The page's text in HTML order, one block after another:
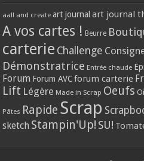
aall and create art journal art journal
A vos cartes ! Beurre
carterie Challenge
Démonstratrice Entrée chaude
Forum Forum AVC forum carterie
Lift Légère Made in Scrap Oeufs
Pâtes Rapide Scrap
sketch Stampin'Up! SU!